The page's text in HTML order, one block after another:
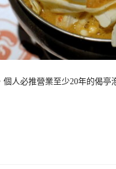
人必推營業至少20年的偈